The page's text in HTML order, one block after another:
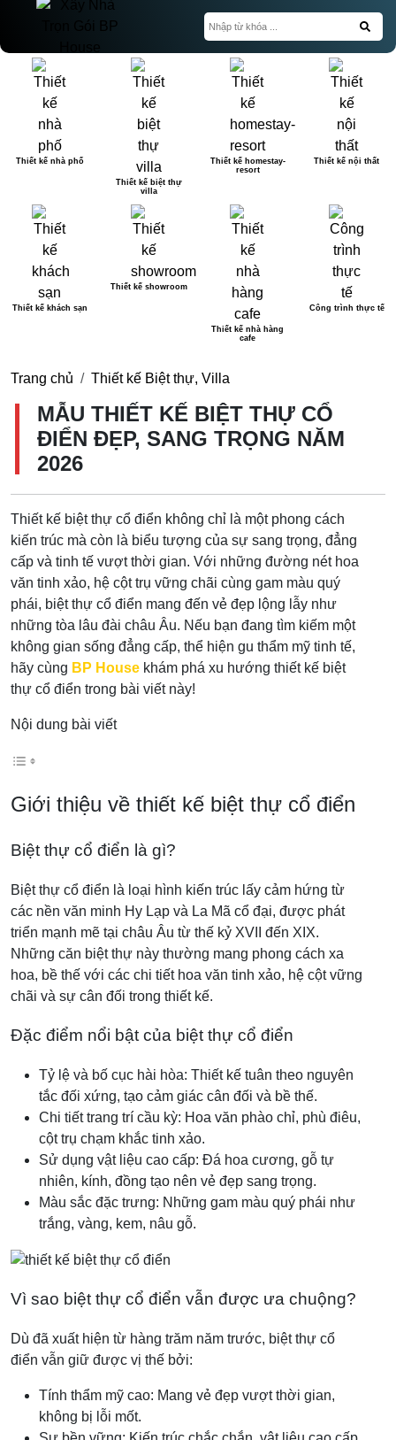
Thiết kế nhà phố
Thiết kế biệt thự
villa
Thiết kế homestay-
resort
Thiết kế nội thất
Thiết kế khách sạn
Thiết kế showroom
Thiết kế nhà hàng
cafe
Công trình thực tế
Trang chủ Thiết kế Biệt thự, Villa
MẪU THIẾT KẾ BIỆT THỰ CỔ
ĐIỂN ĐẸP, SANG TRỌNG NĂM
2026
Thiết kế biệt thự cổ điển không chỉ là một phong cách
kiến trúc mà còn là biểu tượng của sự sang trọng, đẳng
cấp và tinh tế vượt thời gian. Với những đường nét hoa
văn tinh xảo, hệ cột trụ vững chãi cùng gam màu quý
phái, biệt thự cổ điển mang đến vẻ đẹp lộng lẫy như
những tòa lâu đài châu Âu. Nếu bạn đang tìm kiếm một
không gian sống đẳng cấp, thể hiện gu thẩm mỹ tinh tế,
hãy cùng BP House khám phá xu hướng thiết kế biệt
thự cổ điển trong bài viết này!
Nội dung bài viết
Giới thiệu về thiết kế biệt thự cổ điển
Biệt thự cổ điển là gì?
Biệt thự cổ điển là loại hình kiến trúc lấy cảm hứng từ
các nền văn minh Hy Lạp và La Mã cổ đại, được phát
triển mạnh mẽ tại châu Âu từ thế kỷ XVII đến XIX.
Những căn biệt thự này thường mang phong cách xa
hoa, bề thế với các chi tiết hoa văn tinh xảo, hệ cột vững
chãi và sự cân đối trong thiết kế.
Đặc điểm nổi bật của biệt thự cổ điển
Tỷ lệ và bố cục hài hòa: Thiết kế tuân theo nguyên
tắc đối xứng, tạo cảm giác cân đối và bề thế.
Chi tiết trang trí cầu kỳ: Hoa văn phào chỉ, phù điêu,
cột trụ chạm khắc tinh xảo.
Sử dụng vật liệu cao cấp: Đá hoa cương, gỗ tự
nhiên, kính, đồng tạo nên vẻ đẹp sang trọng.
Màu sắc đặc trưng: Những gam màu quý phái như
trắng, vàng, kem, nâu gỗ.
Vì sao biệt thự cổ điển vẫn được ưa chuộng?
Dù đã xuất hiện từ hàng trăm năm trước, biệt thự cổ
điển vẫn giữ được vị thế bởi:
Tính thẩm mỹ cao: Mang vẻ đẹp vượt thời gian,
không bị lỗi mốt.